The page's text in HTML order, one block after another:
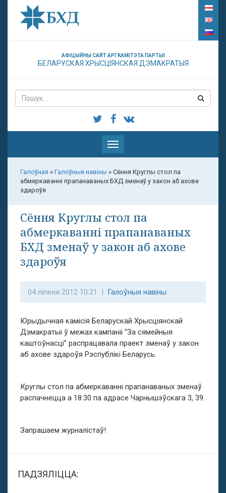
АФІЦЫЙНЫ САЙТ АРГКАМІТЭТА ПАРТЫІ
БЕЛАРУСКАЯ ХРЫСЦІЯНСКАЯ ДЭМАКРАТЫЯ
Паказаць
меню
Галоўная » Галоўныя навіны » Сёння Круглы стол па
абмеркаванні прапанаваных БХД зменаў у закон аб ахове
здароўя
Сёння Круглы стол па
абмеркаванні прапанаваных
БХД зменаў у закон аб ахове
здароўя
04 ліпеня 2012 10:21 | Галоўныя навіны
Юрыдычная камісія Беларускай Хрысціянскай
Дэмакратыі ў межах кампаніі “За сямейныя
каштоўнасці” распрацавала праект зменаў у закон
аб ахове здароўя Рэспублікі Беларусь.
Круглы стол па абмеркаванні прапанаваных зменаў
распачнецца а 18:30 па адрасе Чарнышэўскага 3, 39.
Запрашаем журналістаў!
ПАДЗЯЛІЦЦА: